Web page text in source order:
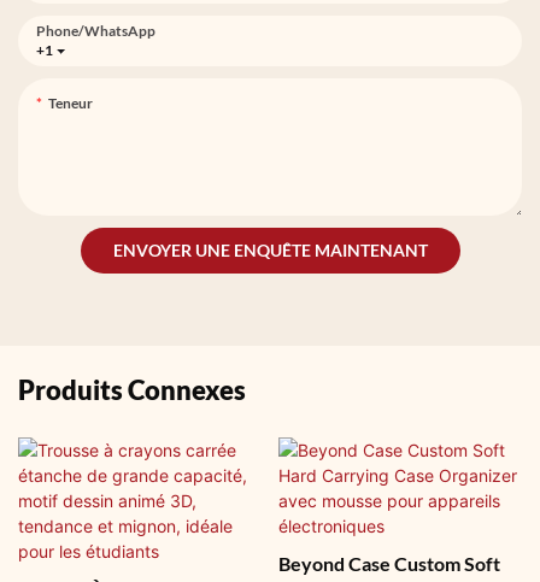
+1
Phone/whatsApp
Teneur
ENVOYER UNE ENQUÊTE MAINTENANT
Produits Connexes
Beyond Case Custom Soft